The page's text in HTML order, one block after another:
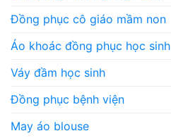
Đồng phục cô giáo mầm non
Áo khoác đồng phục học sinh
Váy đầm học sinh
Đồng phục bệnh viện
May áo blouse